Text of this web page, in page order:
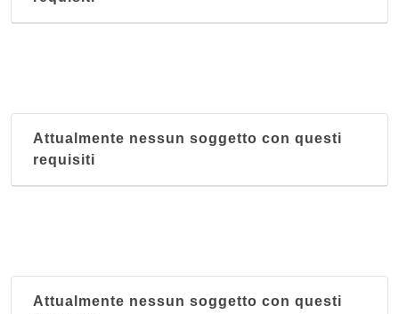
Attualmente nessun soggetto con questi
requisiti
Attualmente nessun soggetto con questi